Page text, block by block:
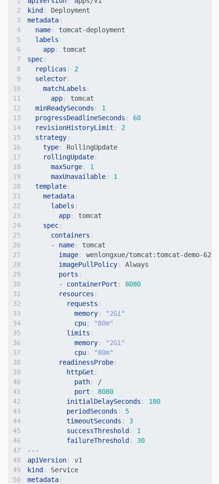
4
6
7
8
9
10
14
16
17
18
19
20
24
26
27
28
29
30
34
36
37
38
39
40
44
46
47
48
49
50
kind :
Deployment
metadata:
name:
tomcat-deployment
labels :
app:
tomcat
spec:
replicas :
2
selector:
matchLabels :
app:
tomcat
minReadySeconds :
1
progressDeadlineSeconds :
60
revisionHistoryLimit :
2
strategy:
type:
RollingUpdate
rollingUpdate:
maxSurge:
1
maxUnavailable:
1
template:
metadata:
labels :
app:
tomcat
spec:
containers :
- name:
tomcat
image:
wenlongxue/tomcat:tomcat-demo-
imagePullPolicy:
Always
ports :
- containerPort :
8080
resources :
requests :
memory:
"2Gi"
cpu:
"80m"
limits :
memory:
"2Gi"
cpu:
"80m"
readinessProbe:
httpGet :
path:
/
port :
8080
initialDelaySeconds :
180
periodSeconds :
5
timeoutSeconds :
3
successThreshold :
1
failureThreshold :
30
---
apiVersion:
v1
kind :
Service
metadata: